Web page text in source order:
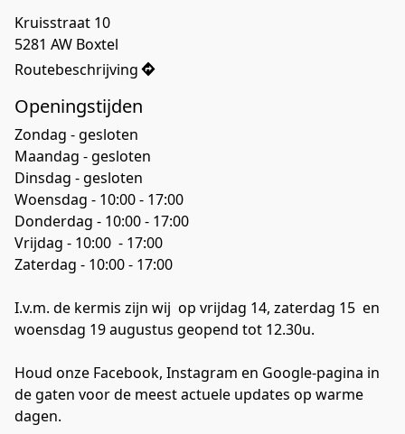
Kruisstraat 10
5281 AW Boxtel
Routebeschrijving
Openingstijden
Zondag - gesloten
Maandag - gesloten
Dinsdag - gesloten
Woensdag - 10:00 - 17:00
Donderdag - 10:00 - 17:00
Vrijdag - 10:00  - 17:00
Zaterdag - 10:00 - 17:00
I.v.m. de kermis zijn wij  op vrijdag 14, zaterdag 15  en
woensdag 19 augustus geopend tot 12.30u.
Houd onze Facebook, Instagram en Google-pagina in
de gaten voor de meest actuele updates op warme
dagen.